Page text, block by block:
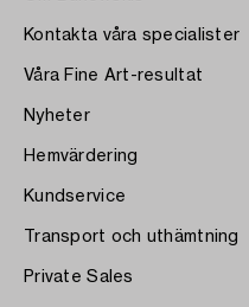
Kontakta våra specialister
Våra Fine Art-resultat
Nyheter
Hemvärdering
Kundservice
Transport och uthämtning
Private Sales